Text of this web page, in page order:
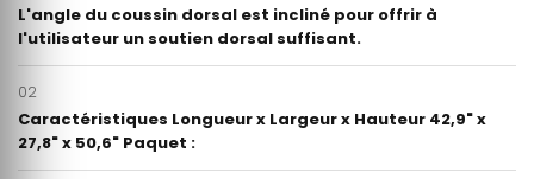
L'angle du coussin dorsal est incliné pour offrir à
l'utilisateur un soutien dorsal suffisant.
02
Caractéristiques Longueur x Largeur x Hauteur 42,9" x
27,8" x 50,6" Paquet :